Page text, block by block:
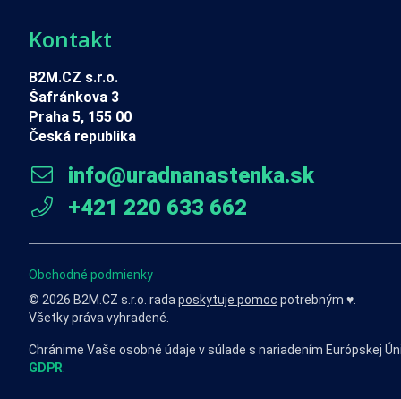
Kontakt
B2M.CZ s.r.o.
Šafránkova 3
Praha 5, 155 00
Česká republika
info@uradnanastenka.sk
+421 220 633 662
Obchodné podmienky
© 2026 B2M.CZ s.r.o. rada poskytuje pomoc potrebným ♥️.
Všetky práva vyhradené.
Chránime Vaše osobné údaje v súlade s nariadením Európskej
GDPR